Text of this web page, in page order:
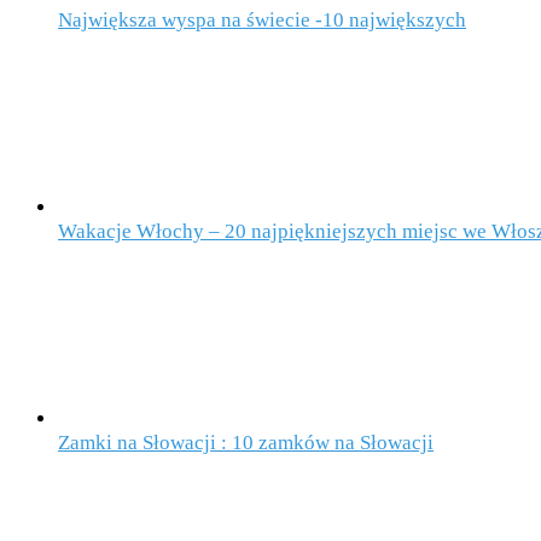
Największa wyspa na świecie -10 największych
Wakacje Włochy – 20 najpiękniejszych miejsc we
Zamki na Słowacji : 10 zamków na Słowacji